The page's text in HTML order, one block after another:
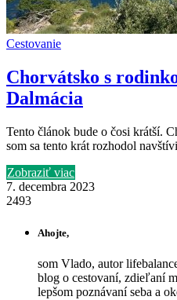
Cestovanie
Chorvátsko s
Dalmácia
Tento článok bude o čosi krátší.
som sa tento krát rozhodol
Zobraziť viac
7. decembra 2023
2493
Ahojte,
som Vlado, autor
blog o cestovaní, zdieľaní
lepšom poznávaní seba a